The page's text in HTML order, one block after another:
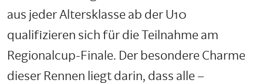
aus jeder Altersklasse ab der U10
qualifizieren sich für die Teilnahme am
Regionalcup-Finale. Der besondere Charme
dieser Rennen liegt darin, dass alle –